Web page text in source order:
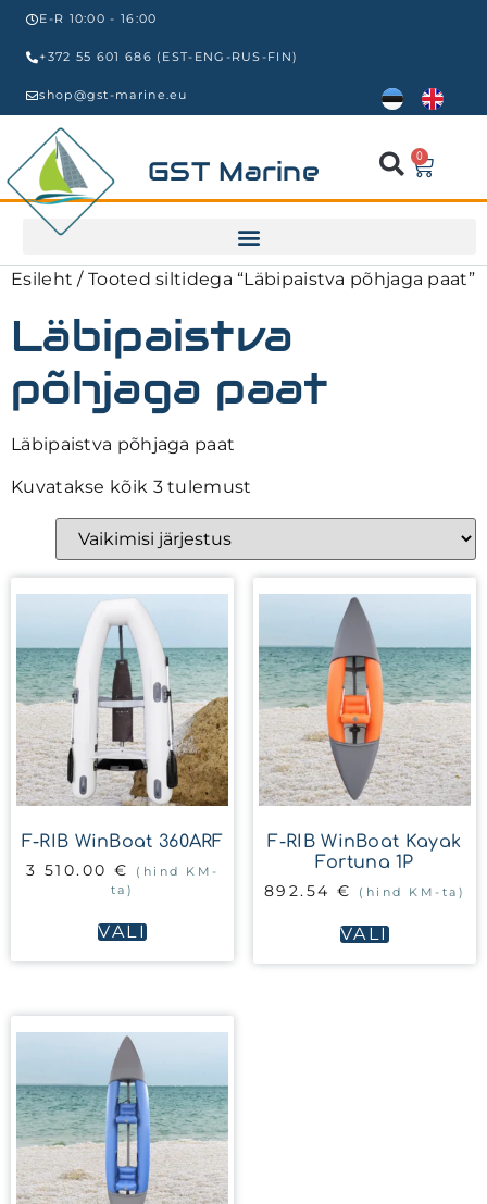
E-R 10:00 - 16:00
+372 55 601 686 (EST-ENG-RUS-FIN)
shop@gst-marine.eu
GST Marine 0
Esileht / Tooted siltidega “Läbipaistva põhjaga paat”
Läbipaistva
põhjaga paat
Läbipaistva põhjaga paat
Kuvatakse kõik 3 tulemust
F-RIB WinBoat 360ARF
3 510.00€
(hind KM-
ta)
VALI
F-RIB WinBoat Kayak
Fortuna 1P
892.54€ (hind KM-ta)
VALI